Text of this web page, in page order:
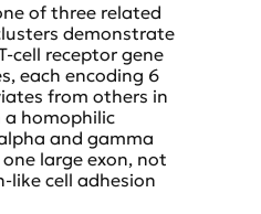
of three related
demonstrate
cell receptor gene
each encoding 6
from others in
a homophilic
and gamma
large exon, not
like cell adhesion